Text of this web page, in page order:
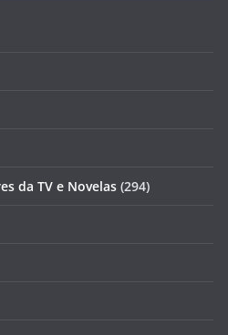
da TV e Novelas (294)